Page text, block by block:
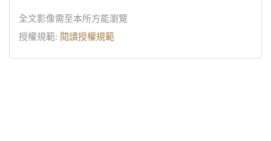
全文影像需至本所方能瀏覽
授權規範: 閱讀授權規範